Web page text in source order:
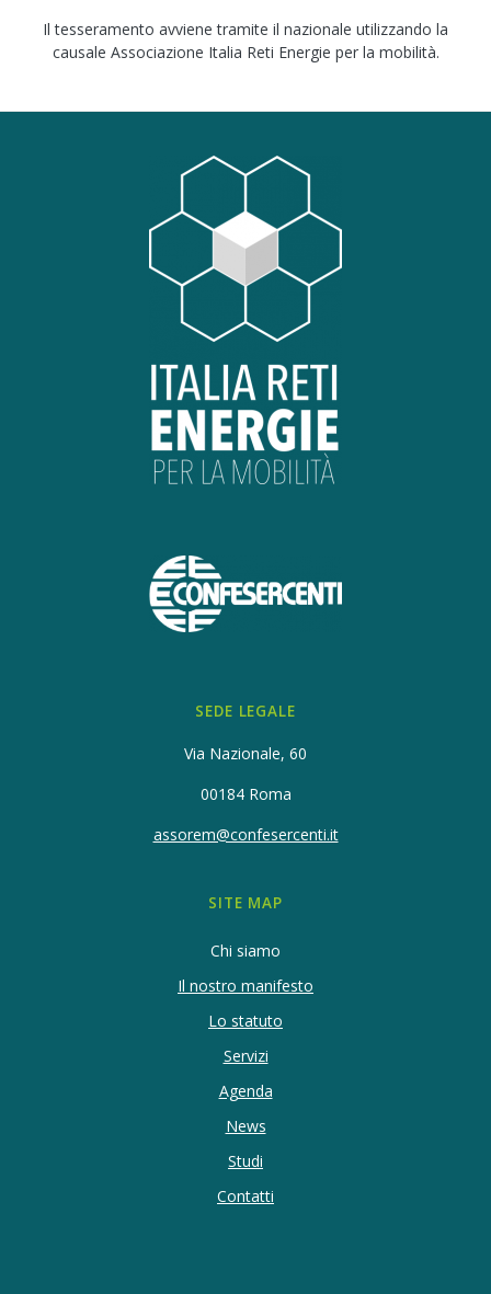
Il tesseramento avviene tramite il nazionale utilizzando la
causale Associazione Italia Reti Energie per la mobilità.
SEDE LEGALE
Via Nazionale, 60
00184 Roma
assorem@confesercenti.it
SITE MAP
Chi siamo
Il nostro manifesto
Lo statuto
Servizi
Agenda
News
Studi
Contatti